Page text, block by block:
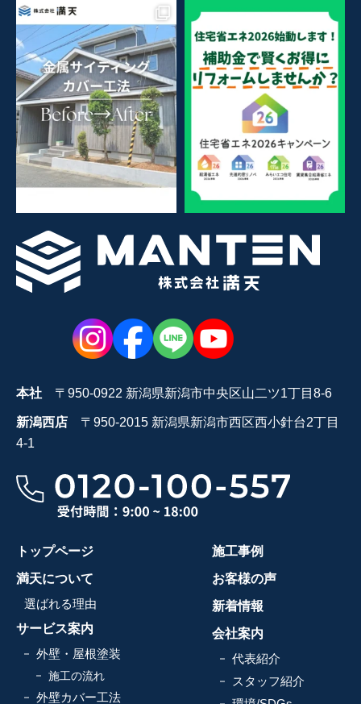
本社 〒950-0922 新潟県新潟市中央区山二ツ1丁目8-6
新潟西店 〒950-2015 新潟県新潟市西区西小針台2丁目
4-1
トップページ
満天について
選ばれる理由
サービス案内
外壁・屋根塗装
施工の流れ
外壁カバー工法
施工事例
お客様の声
新着情報
会社案内
代表紹介
スタッフ紹介